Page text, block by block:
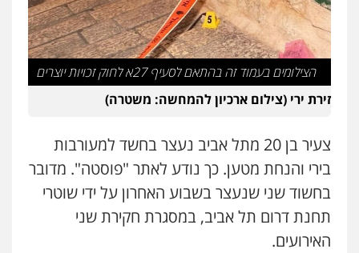
אייל בן שושן, עורך דין פלילי
פלילי מעצרים וחקירות פשיעה חמורה
נוער רישום פלילי
0522763105
עו"ד שלומי שרון
0547342002
עו"ד אלון קריטי
פלילי סמים
0525544654
הצילומים בעמוד זה בהתאם לסעיף 27א לחוק זכויות יוצרים
זירת ירי (צילום ארכיון להמחשה: משטרה)
צעיר בן 20 מתל אביב נעצר בחשד למעורבות
בירי והנחת מטען. כך נודע לאתר "פוסטה". מדובר
בחשוד שני שנעצר בשבוע האחרון על ידי שוטרי
תחנת דרום תל אביב, במסגרת חקירת שני
האירועים.